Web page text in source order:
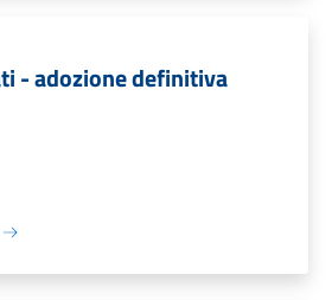
- adozione definitiva